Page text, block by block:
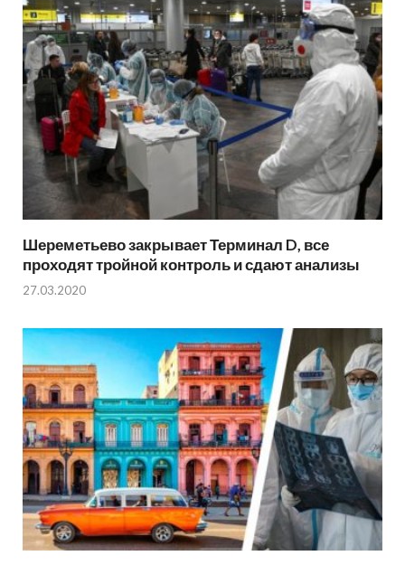
Шереметьево закрывает Терминал D, все
проходят тройной контроль и сдают анализы
27.03.2020